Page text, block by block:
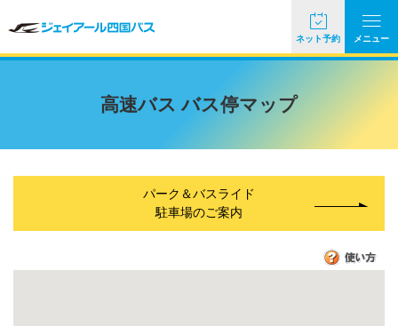
ネット予約 メニュー
高速バス バス停マップ
パーク＆バスライド
駐車場のご案内